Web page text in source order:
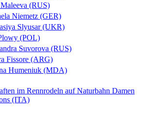
(RUS)
Niemetz (GER)
Slyusar (UKR)
(POL)
Suvorova (RUS)
Fissore (ARG)
Humeniuk (MDA)
im Rennrodeln auf Naturbahn Damen
(ITA)